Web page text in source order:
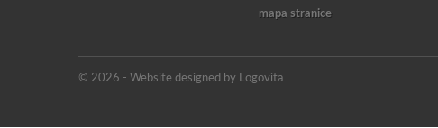
mapa stranice
© 2026 - Website designed by Logovita